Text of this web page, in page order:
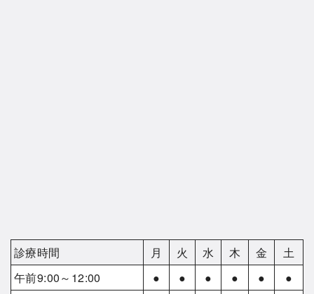
診療時間 月 火 水 木 金
土
午前9:00～12:00
● ● ● ● ●
●